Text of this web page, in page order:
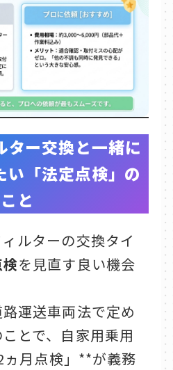
ター交換と一緒に
い「法定点検」の
こと
ルターの交換タイ
を見直す良い機会
運送車両法で定め
とで、自家用乗用
月点検」**が義務